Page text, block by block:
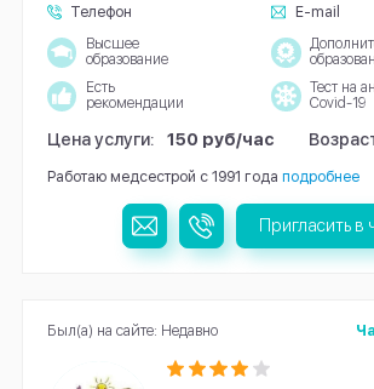
Телефон
E-mail
Высшее
образование
Есть
рекомендации
Тест на
Covid-19
Цена услуги: 150 руб/час
Работаю медсестрой с 1991 года подробнее
Пригласить в
Был(а) на сайте: Недавно